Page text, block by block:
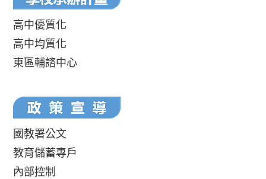
高中優質化
高中均質化
東區輔諮中心
國教署公文
教育儲蓄專戶
內部控制